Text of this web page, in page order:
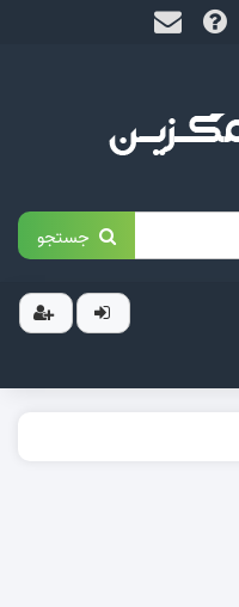
جستجو